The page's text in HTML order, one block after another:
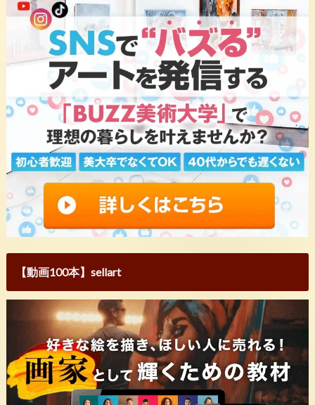
【動画100本】sellart